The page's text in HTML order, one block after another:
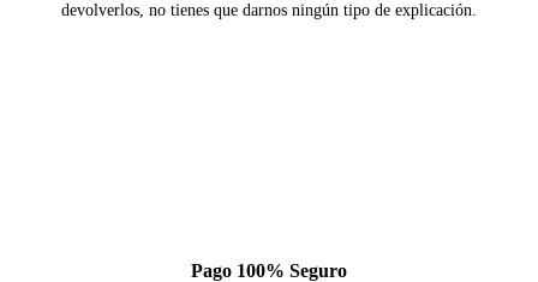
devolverlos, no tienes que darnos ningún tipo de explicación.
Pago 100% Seguro